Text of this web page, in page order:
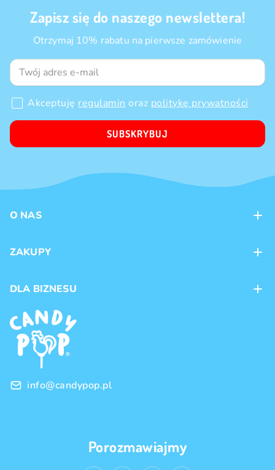
Zapisz się do naszego newslettera!
Otrzymaj 10% rabatu na pierwsze zamówienie
Akceptuję regulamin oraz politykę prywatności
SUBSKRYBUJ
O NAS
Sklepy
ZAKUPY
Dostawa
Regulamin
Polityka prywatności
DLA BIZNESU
Franczyza
Handel hurtowy
info@candypop.pl
Porozmawiajmy